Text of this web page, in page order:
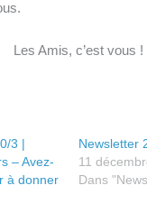
Les Amis, c’est vous !
3 |
– Avez-
à donner
Newsletter
11
Dans